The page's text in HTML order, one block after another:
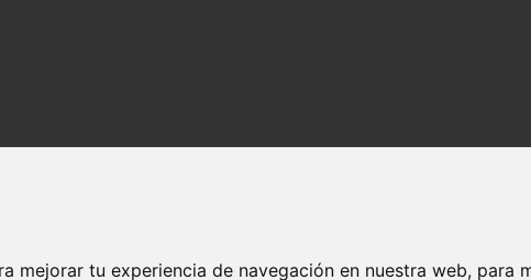
mejorar tu experiencia de navegación en nuestra web, para